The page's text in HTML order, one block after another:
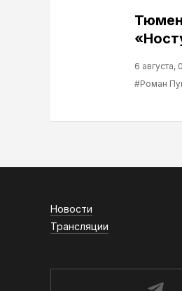
6 августа,
#Роман
Новости
Трансляции